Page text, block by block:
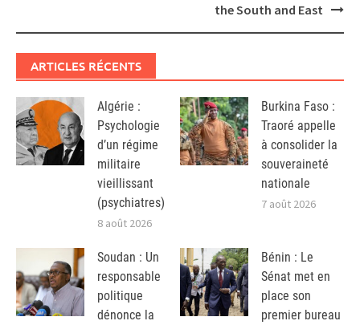
the South and East
ARTICLES RÉCENTS
Algérie :
Psychologie
d’un régime
militaire
vieillissant
(psychiatres)
8 août 2026
Burkina Faso :
Traoré appelle
à consolider la
souveraineté
nationale
7 août 2026
Soudan : Un
responsable
politique
dénonce la
Bénin : Le
Sénat met en
place son
premier bureau